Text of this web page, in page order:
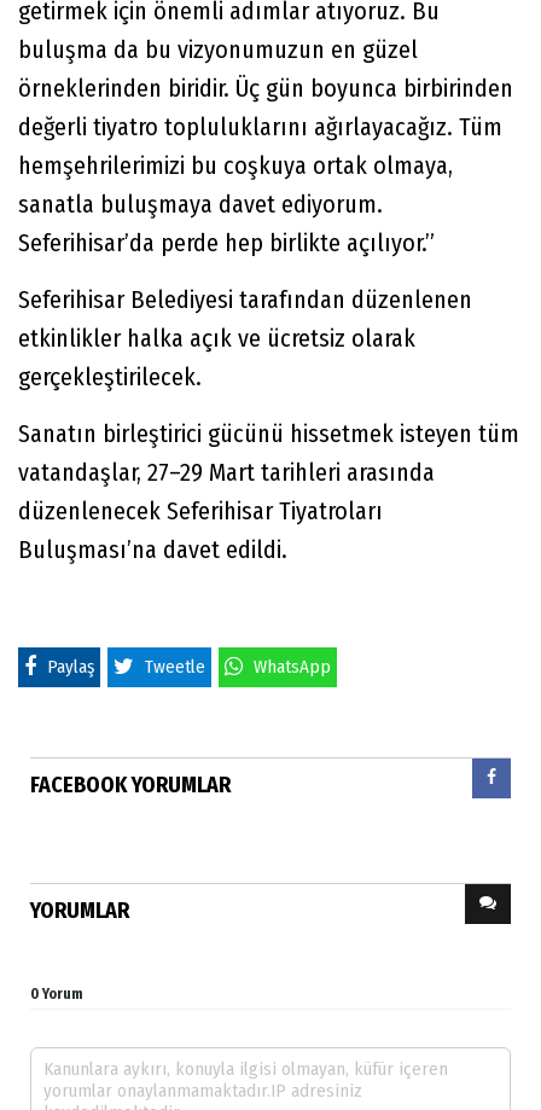
getirmek için önemli adımlar atıyoruz. Bu
buluşma da bu vizyonumuzun en güzel
örneklerinden biridir. Üç gün boyunca birbirinden
değerli tiyatro topluluklarını ağırlayacağız. Tüm
hemşehrilerimizi bu coşkuya ortak olmaya,
sanatla buluşmaya davet ediyorum.
Seferihisar’da perde hep birlikte açılıyor.”
Seferihisar Belediyesi tarafından düzenlenen
etkinlikler halka açık ve ücretsiz olarak
gerçekleştirilecek.
Sanatın birleştirici gücünü hissetmek isteyen tüm
vatandaşlar, 27–29 Mart tarihleri arasında
düzenlenecek Seferihisar Tiyatroları
Buluşması’na davet edildi.
Paylaş Tweetle WhatsApp
FACEBOOK YORUMLAR
YORUMLAR
0 Yorum